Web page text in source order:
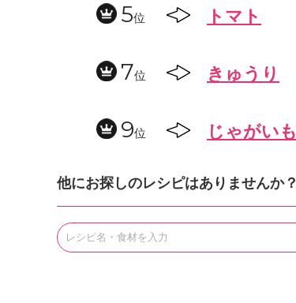
5位 トマト
7位 きゅうり
9位 じゃがいも
他にお探しのレシピはありませんか？